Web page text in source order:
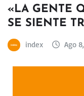
«LA GENTE
SE SIENTE
index Ago